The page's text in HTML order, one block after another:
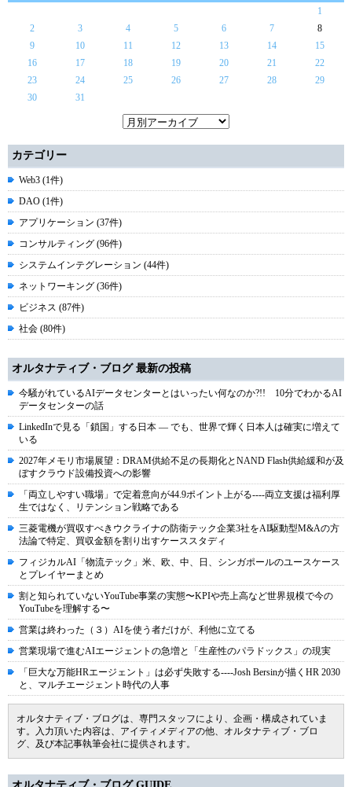
1
2
3 4 5 6 7
8
9
10 11 12 13 14
15
16
17 18 19 20 21
22
23
24 25 26 27 28
29
30
31
カテゴリー
Web3 (1件)
DAO (1件)
アプリケーション (37件)
コンサルティング (96件)
システムインテグレーション (44件)
ネットワーキング (36件)
ビジネス (87件)
社会 (80件)
オルタナティブ・ブログ 最新の投稿
今騒がれているAIデータセンターとはいったい何なのか?!! 10分でわかるAI
データセンターの話
LinkedInで見る「鎖国」する日本 ― でも、世界で輝く日本人は確実に増えて
いる
2027年メモリ市場展望：DRAM供給不足の長期化とNAND Flash供給緩和が及
ぼすクラウド設備投資への影響
「両立しやすい職場」で定着意向が44.9ポイント上がる----両立支援は福利厚
生ではなく、リテンション戦略である
三菱電機が買収すべきウクライナの防衛テック企業3社をAI駆動型M&Aの方
法論で特定、買収金額を割り出すケーススタディ
フィジカルAI「物流テック」米、欧、中、日、シンガポールのユースケース
とプレイヤーまとめ
割と知られていないYouTube事業の実態〜KPIや売上高など世界規模で今の
YouTubeを理解する〜
営業は終わった（３）AIを使う者だけが、利他に立てる
営業現場で進むAIエージェントの急増と「生産性のパラドックス」の現実
「巨大な万能HRエージェント」は必ず失敗する----Josh Bersinが描くHR 2030
と、マルチエージェント時代の人事
オルタナティブ・ブログは、専門スタッフにより、企画・構成されていま
す。入力頂いた内容は、アイティメディアの他、オルタナティブ・ブロ
グ、及び本記事執筆会社に提供されます。